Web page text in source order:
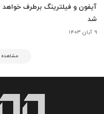
آیفون و فیلترینگ برطرف خواهد
شد
۹ آبان ۱۴۰۳
مشاهده